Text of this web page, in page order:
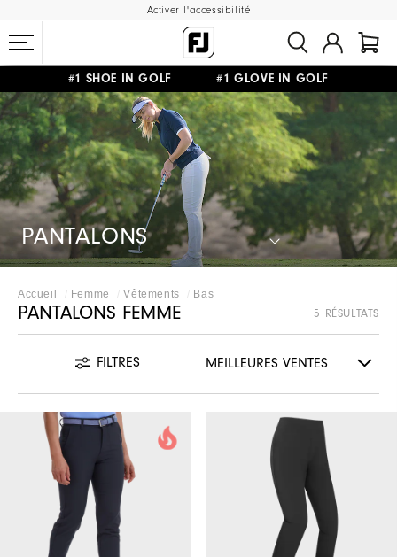
Activer l'accessibilité
#1 SHOE IN GOLF #1 GLOVE IN GOLF
LIVRAISON OFFERTEDÈS 99€+&RETOUR GRATUIT
PANTALONS
Accueil Femme Vêtements Bas
PANTALONS FEMME 5 RÉSULTATS
FILTRES